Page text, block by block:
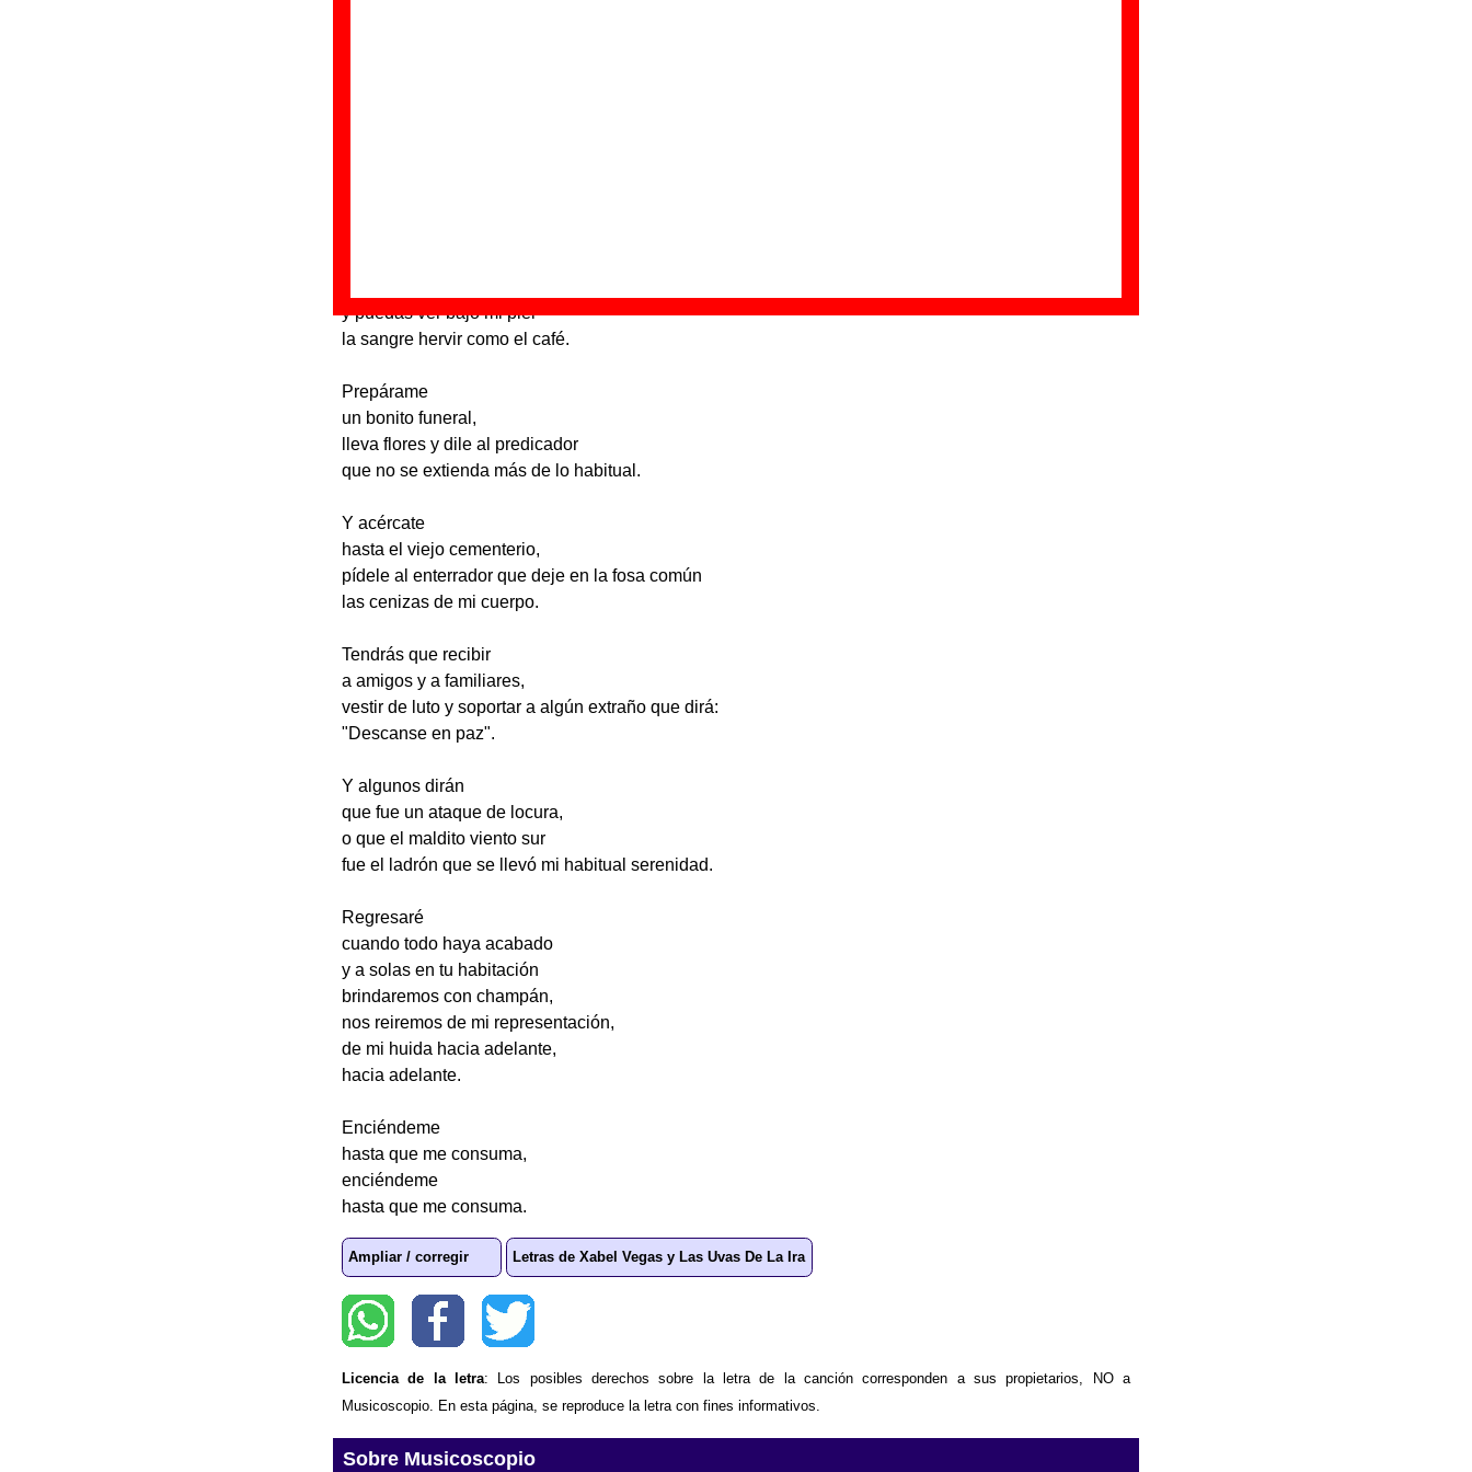
y puedas ver bajo mi piel
la sangre hervir como el café.
Prepárame
un bonito funeral,
lleva flores y dile al predicador
que no se extienda más de lo habitual.
Y acércate
hasta el viejo cementerio,
pídele al enterrador que deje en la fosa común
las cenizas de mi cuerpo.
Tendrás que recibir
a amigos y a familiares,
vestir de luto y soportar a algún extraño que dirá:
"Descanse en paz".
Y algunos dirán
que fue un ataque de locura,
o que el maldito viento sur
fue el ladrón que se llevó mi habitual serenidad.
Regresaré
cuando todo haya acabado
y a solas en tu habitación
brindaremos con champán,
nos reiremos de mi representación,
de mi huida hacia adelante,
hacia adelante.
Enciéndeme
hasta que me consuma,
enciéndeme
hasta que me consuma.
Ampliar / corregir Letras de Xabel Vegas y Las Uvas De La Ira
Licencia de la letra: Los posibles derechos sobre la letra de la canción corresponden a sus propietarios, NO a
Musicoscopio. En esta página, se reproduce la letra con fines informativos.
Sobre Musicoscopio